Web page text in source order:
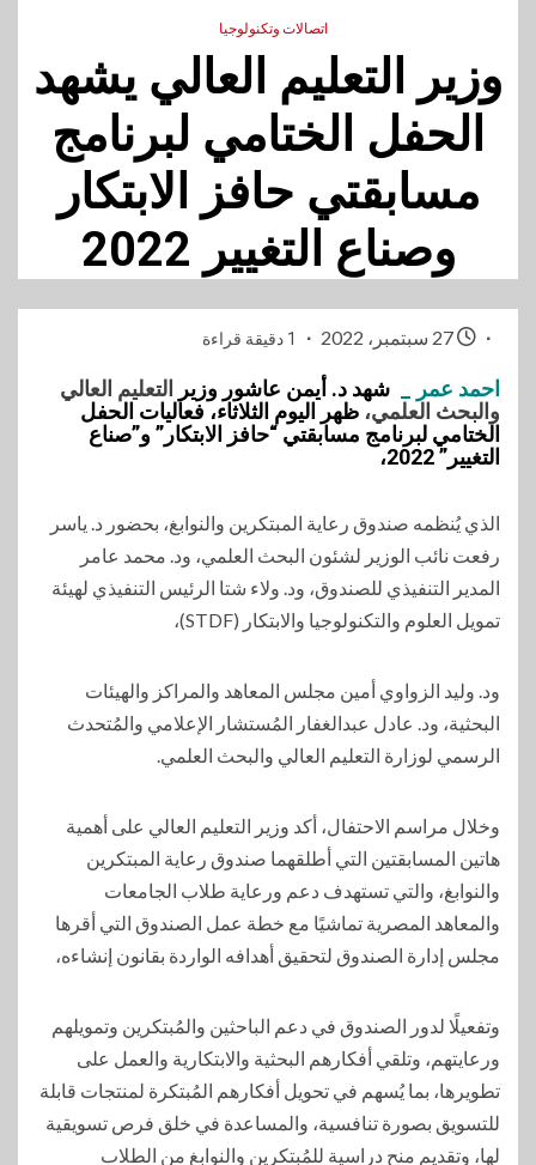
اتصالات وتكنولوجيا
وزير التعليم العالي يشهد
الحفل الختامي لبرنامج
مسابقتي حافز الابتكار
وصناع التغيير 2022
1 دقيقة قراءة
احمد عمر _ شهد د. أيمن عاشور وزير
التعليم العالي
والبحث العلمي، ظهر اليوم الثلاثاء، فعاليات الحفل
الختامي لبرنامج مسابقتي “حافز الابتكار” و”صناع
التغيير” 2022،
الذي يُنظمه صندوق رعاية المبتكرين والنوابغ، بحضور د. ياسر
رفعت نائب الوزير لشئون البحث العلمي، ود. محمد عامر
المدير التنفيذي للصندوق، ود. ولاء شتا الرئيس التنفيذي لهيئة
تمويل العلوم والتكنولوجيا والابتكار (STDF)،
ود. وليد الزواوي أمين مجلس المعاهد والمراكز والهيئات
البحثية، ود. عادل عبدالغفار المُستشار الإعلامي والمُتحدث
الرسمي لوزارة التعليم العالي والبحث العلمي.
وخلال مراسم الاحتفال، أكد وزير التعليم العالي على أهمية
هاتين المسابقتين التي أطلقهما صندوق رعاية المبتكرين
والنوابغ، والتي تستهدف دعم ورعاية طلاب الجامعات
والمعاهد المصرية تماشيًا مع خطة عمل الصندوق التي أقرها
مجلس إدارة الصندوق لتحقيق أهدافه الواردة بقانون إنشاءه،
وتفعيلًا لدور الصندوق في دعم الباحثين والمُبتكرين وتمويلهم
ورعايتهم، وتلقي أفكارهم البحثية والابتكارية والعمل على
تطويرها، بما يُسهم في تحويل أفكارهم المُبتكرة لمنتجات قابلة
للتسويق بصورة تنافسية، والمساعدة في خلق فرص تسويقية
لها، وتقديم منح دراسية للمُبتكرين والنوابغ من الطلاب